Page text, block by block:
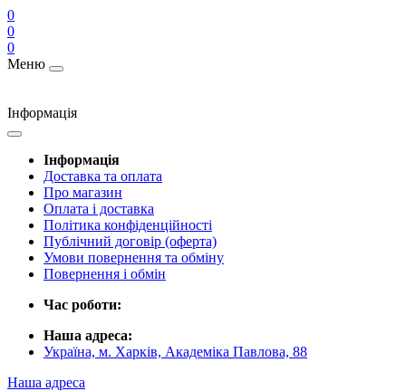
0
0
0
Меню
Інформація
Інформація
Доставка та оплата
Про магазин
Оплата і доставка
Політика конфіденційності
Публічний договір (оферта)
Умови повернення та обміну
Повернення і обмін
Час роботи:
Наша адреса:
Україна, м. Харків, Академіка Павлова, 88
Наша адреса